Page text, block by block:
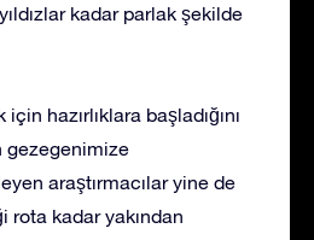
kadar parlak şekilde
hazırlıklara başladığını
gezegenimize
araştırmacılar yine de
rota kadar yakından